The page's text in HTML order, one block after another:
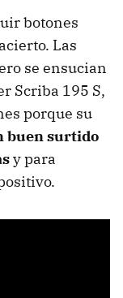
botones
Las
se ensucian
Scriba 195 S,
porque su
buen surtido
y para